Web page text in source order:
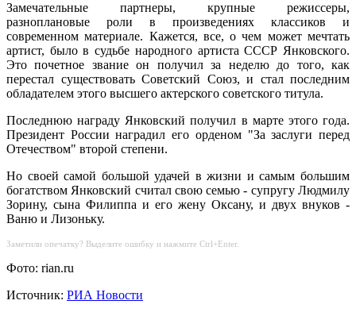
Замечательные партнеры, крупные режиссеры,
разноплановые роли в произведениях классиков и
современном материале. Кажется, все, о чем может мечтать
артист, было в судьбе народного артиста СССР Янковского.
Это почетное звание он получил за неделю до того, как
перестал существовать Советский Союз, и стал последним
обладателем этого высшего актерского советского титула.
Последнюю награду Янковский получил в марте этого года.
Президент России наградил его орденом "За заслуги перед
Отечеством" второй степени.
Но своей самой большой удачей в жизни и самым большим
богатством Янковский считал свою семью - супругу Людмилу
Зорину, сына Филиппа и его жену Оксану, и двух внуков -
Ваню и Лизоньку.
Заметили опечатку? Выделите ошибку и нажмите Ctrl+Enter.
Фото: rian.ru
Источник: РИА Новости